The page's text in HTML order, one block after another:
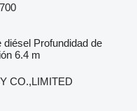
diésel Profundidad de
6.4 m
CO.,LIMITED